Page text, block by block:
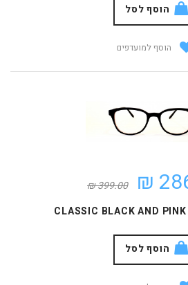
הוסף לסל
הוסף למועדפים
399.00 ₪
CLASSIC BLACK AND
הוסף לסל